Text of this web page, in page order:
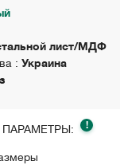
лист/МДФ
: Украина
!